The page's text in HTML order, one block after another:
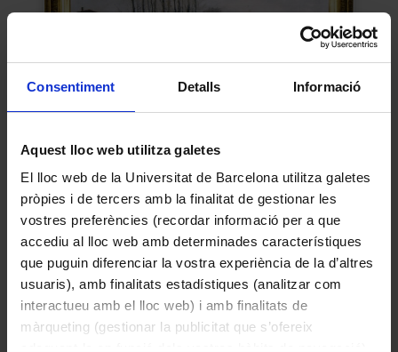
Consentiment Detalls Informació
Aquest lloc web utilitza galetes
El lloc web de la Universitat de Barcelona utilitza galetes
pròpies i de tercers amb la finalitat de gestionar les
vostres preferències (recordar informació per a que
accediu al lloc web amb determinades característiques
que puguin diferenciar la vostra experiència de la d’altres
usuaris), amb finalitats estadístiques (analitzar com
interactueu amb el lloc web) i amb finalitats de
màrqueting (gestionar la publicitat que s’ofereix
Lafuente Mellado, Ramiro
1892